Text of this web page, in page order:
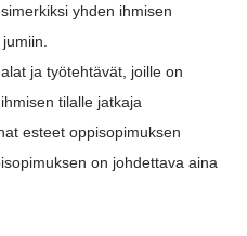
yhden ihmisen
ja työtehtävät, joille on
tilalle jatkaja
esteet oppisopimuksen
on johdettava aina